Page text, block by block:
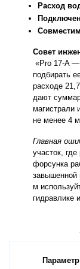
Расход
Совет
подбирать
расходе
дают
магистрали
не менее 4
Главная
участок,
форсунка
завышенной
м
гидравлике
Параметр